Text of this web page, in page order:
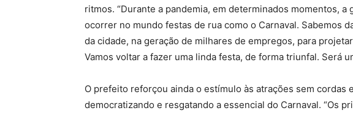
ritmos. “Durante a pandemia, em determinados momentos,
ocorrer no mundo festas de rua como o Carnaval. Sabemos
da cidade, na geração de milhares de empregos, para
Vamos voltar a fazer uma linda festa, de forma triunfal. Será
O prefeito reforçou ainda o estímulo às atrações sem cordas
democratizando e resgatando a essencial do Carnaval. “Os